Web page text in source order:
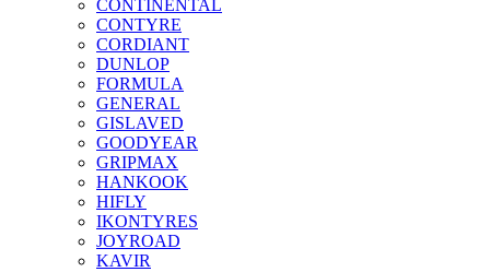
CONTINENTAL
CONTYRE
CORDIANT
DUNLOP
FORMULA
GENERAL
GISLAVED
GOODYEAR
GRIPMAX
HANKOOK
HIFLY
IKONTYRES
JOYROAD
KAVIR